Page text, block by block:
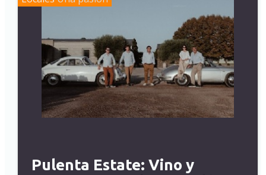
Pulenta Estate: Vino y